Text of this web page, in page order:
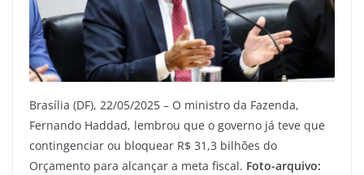
Brasília (DF), 22/05/2025 – O ministro da Fazenda,
Fernando Haddad, lembrou que o governo já teve que
contingenciar ou bloquear R$ 31,3 bilhões do
Orçamento para alcançar a meta fiscal. Foto-arquivo: